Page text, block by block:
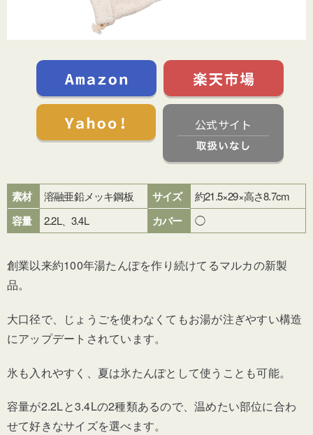
公式サイト
素材 溶融亜鉛メッキ鋼板 サイズ 約21.5×29×高さ8.7cm
容量 2.2L、3.4L カバー ◯
創業以来約100年湯たんぽを作り続けてるマルカの新製
品。
大口径で、じょうごを使わなくてもお湯が注ぎやすい構造
にアップデートされています。
氷も入れやすく、夏は氷たんぽとして使うことも可能。
容量が2.2Lと3.4Lの2種類あるので、温めたい部位に合わ
せて好きなサイズを選べます。